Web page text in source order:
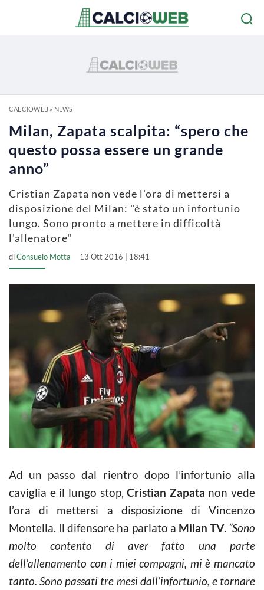
CALCIOWEB» NEWS
Milan, Zapata scalpita: “spero che
questo possa essere un grande
anno”
Cristian Zapata non vede l'ora di mettersi a
disposizione del Milan: "è stato un infortunio
lungo. Sono pronto a mettere in difficoltà
l'allenatore"
diConsuelo Motta 13 Ott 2016 | 18:41
Ad un passo dal rientro dopo l’infortunio alla
caviglia e il lungo stop,Cristian Zapata non vede
l’ora di mettersi a disposizione di Vincenzo
Montella. Il difensore ha parlato a Milan TV. “Sono
molto contento di aver fatto una parte
dell’allenamento con i miei compagni, mi è mancato
tanto. Sono passati tre mesi dall’infortunio, e tornare